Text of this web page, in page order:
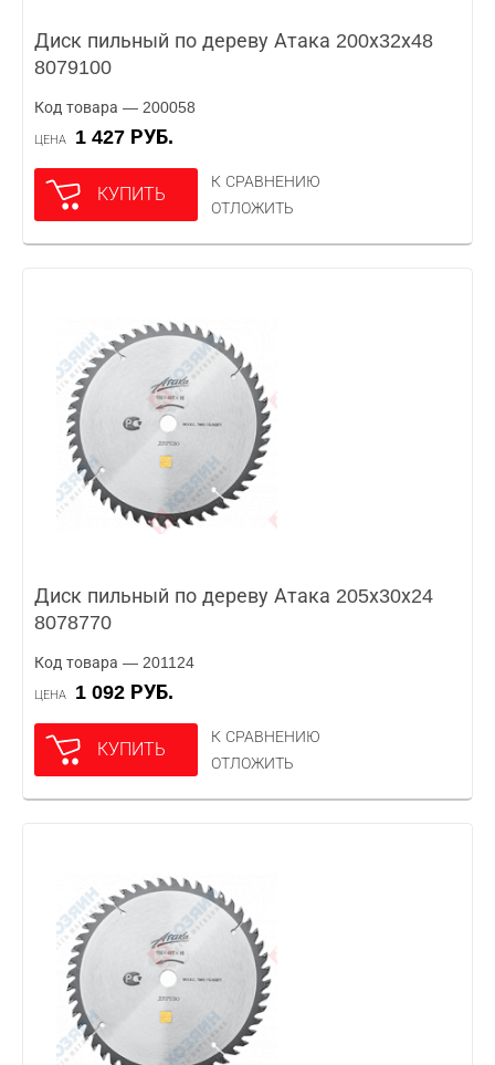
Диск пильный по дереву Атака 200х32х48
8079100
Код товара — 200058
ЦЕНА 1 427 РУБ.
КУПИТЬ
К СРАВНЕНИЮ
ОТЛОЖИТЬ
Диск пильный по дереву Атака 205х30х24
8078770
Код товара — 201124
ЦЕНА 1 092 РУБ.
КУПИТЬ
К СРАВНЕНИЮ
ОТЛОЖИТЬ